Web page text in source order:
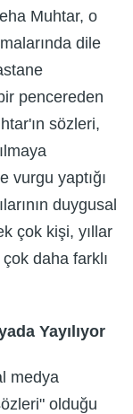
Muhtar, o
dile
pencereden
sözleri,
vurgu yaptığı
duygusal
çok kişi, yıllar
daha farklı
Yayılıyor
medya
olduğu